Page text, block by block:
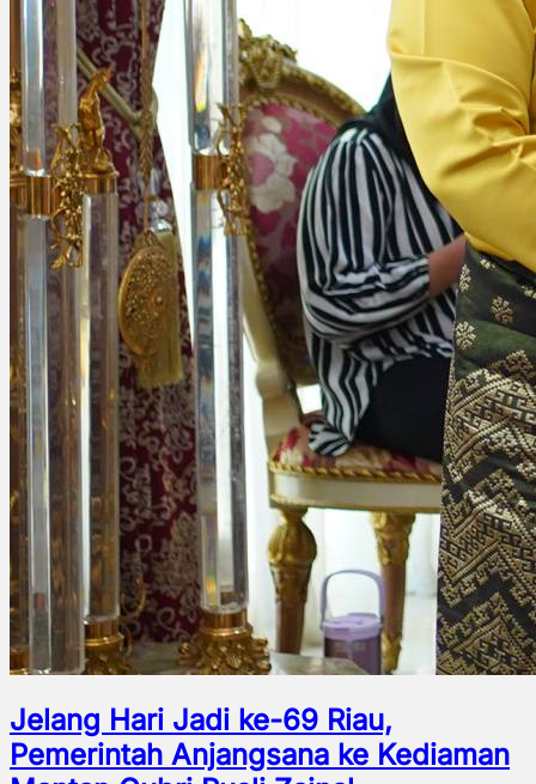
Jelang Hari Jadi ke-69 Riau,
Pemerintah Anjangsana ke Kediaman